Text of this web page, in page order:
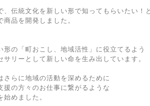
、伝統文化を新しい形で知ってもらいたい！
商品を開発しました。
形の「町おこし、地域活性」に役立てるよう
サリーとして新しい命を生み出しています。
さらに地域の活動を深めるために
援の方々のお仕事に繋がるような
始めました。